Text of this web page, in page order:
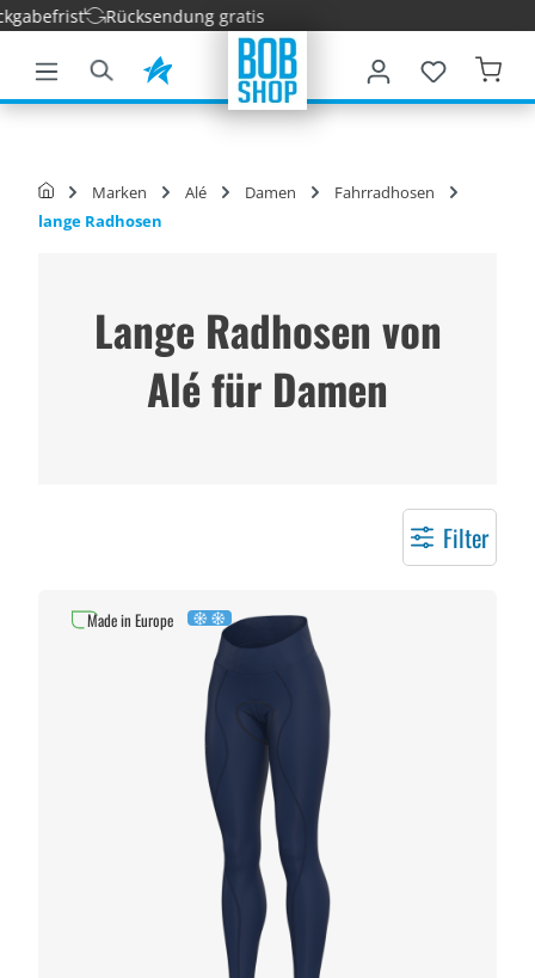
springen
Rücksendung gratis
Marken Alé Damen
Fahrradhosen
lange Radhosen
Lange Radhosen von
Alé für Damen
Filter
Made in Europe